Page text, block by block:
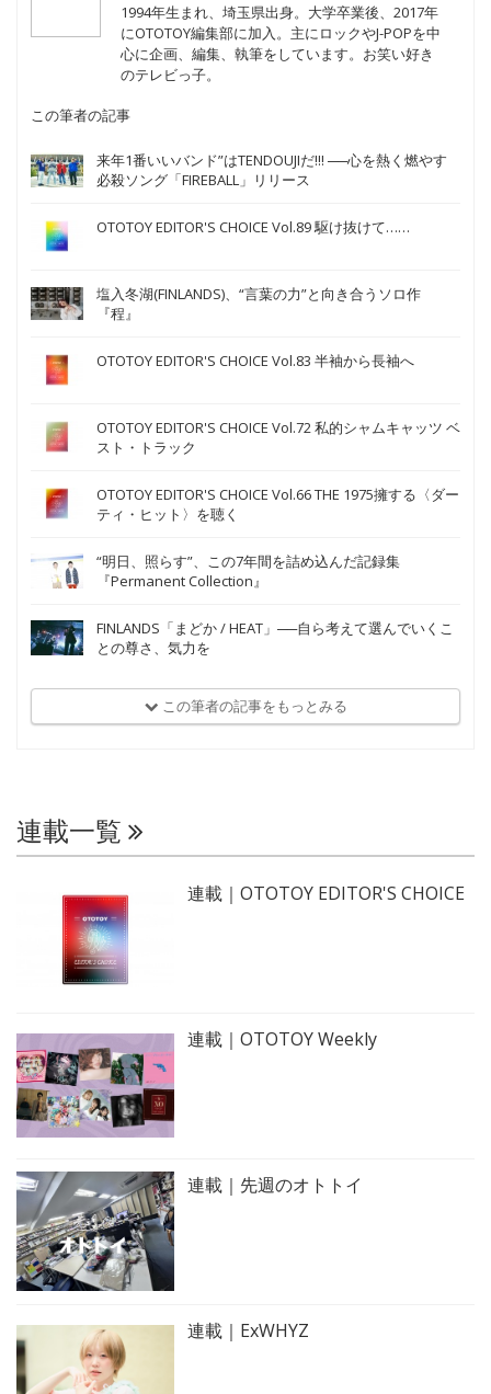
1994年生まれ、埼玉県出身。大学卒業後、2017年
にOTOTOY編集部に加入。主にロックやJ-POPを中
心に企画、編集、執筆をしています。お笑い好き
のテレビっ子。
この筆者の記事
来年1番いいバンド”はTENDOUJIだ!!! ──心を熱く燃やす
必殺ソング「FIREBALL」リリース
OTOTOY EDITOR'S CHOICE Vol.89 駆け抜けて……
塩入冬湖(FINLANDS)、“言葉の力”と向き合うソロ作
『程』
OTOTOY EDITOR'S CHOICE Vol.83 半袖から長袖へ
OTOTOY EDITOR'S CHOICE Vol.72 私的シャムキャッツ ベ
スト・トラック
OTOTOY EDITOR'S CHOICE Vol.66 THE 1975擁する〈ダー
ティ・ヒット〉を聴く
“明日、照らす”、この7年間を詰め込んだ記録集
『Permanent Collection』
FINLANDS「まどか / HEAT」──自ら考えて選んでいくこ
との尊さ、気力を
この筆者の記事をもっとみる
連載一覧
連載｜OTOTOY EDITOR'S CHOICE
連載｜OTOTOY Weekly
連載｜先週のオトトイ
連載｜ExWHYZ